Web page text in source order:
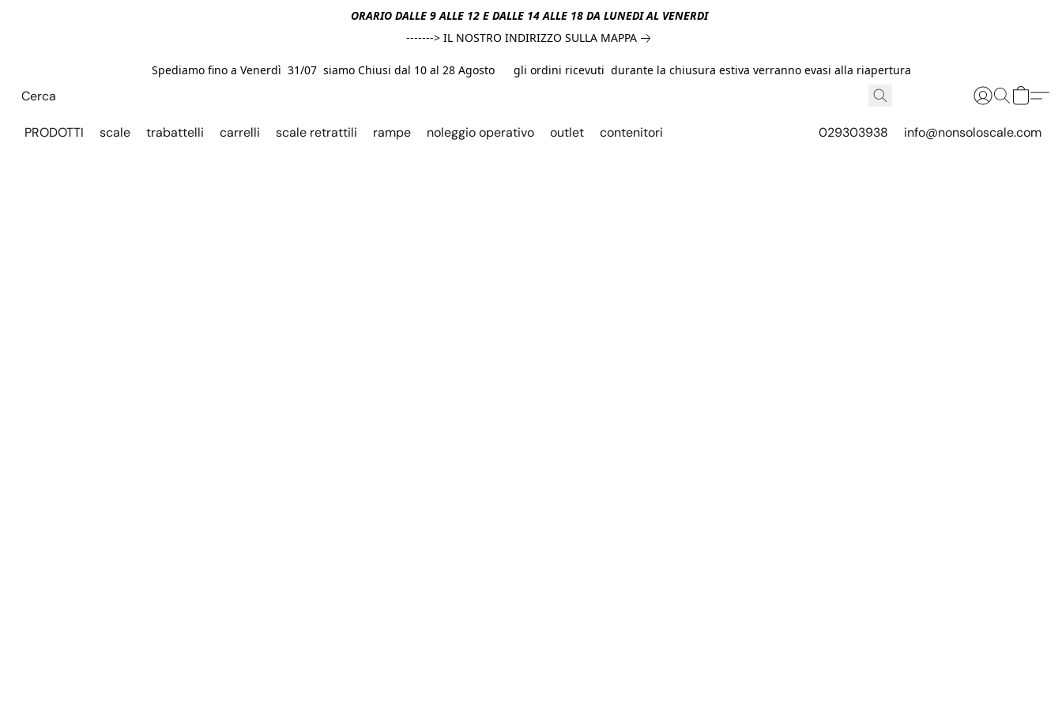
ORARIO DALLE 9 ALLE 12 E DALLE 14 ALLE 18 DA LUNEDI AL VENERDI
-------> IL NOSTRO INDIRIZZO SULLA MAPPA
Spediamo fino a Venerdì 31/07 siamo Chiusi dal 10 al 28 Agosto gli ordini ricevuti durante la chiusura estiva verranno evasi alla riapertura
PRODOTTI scale trabattelli carrelli scale retrattili rampe noleggio operativo outlet contenitori 029303938 info@nonsoloscale.com